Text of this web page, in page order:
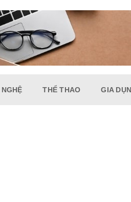
THỂ THAO GIA